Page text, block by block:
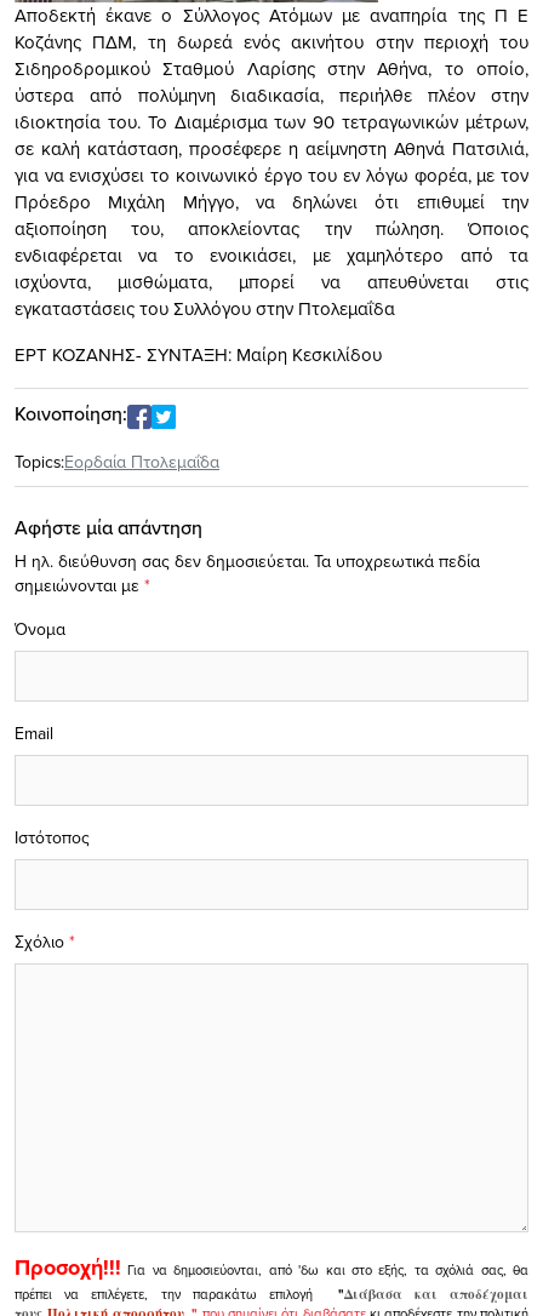
Αποδεκτή έκανε ο Σύλλογος Ατόμων με αναπηρία της Π Ε
Κοζάνης ΠΔΜ, τη δωρεά ενός ακινήτου στην περιοχή του
Σιδηροδρομικού Σταθμού Λαρίσης στην Αθήνα, το οποίο,
ύστερα από πολύμηνη διαδικασία, περιήλθε πλέον στην
ιδιοκτησία του. Το Διαμέρισμα των 90 τετραγωνικών μέτρων,
σε καλή κατάσταση, προσέφερε η αείμνηστη Αθηνά Πατσιλιά,
για να ενισχύσει το κοινωνικό έργο του εν λόγω φορέα, με τον
Πρόεδρο Μιχάλη Μήγγο, να δηλώνει ότι επιθυμεί την
αξιοποίηση του, αποκλείοντας την πώληση. Όποιος
ενδιαφέρεται να το ενοικιάσει, με χαμηλότερο από τα
ισχύοντα, μισθώματα, μπορεί να απευθύνεται στις
εγκαταστάσεις του Συλλόγου στην Πτολεμαΐδα
ΕΡΤ ΚΟΖΑΝΗΣ- ΣΥΝΤΑΞΗ: Μαίρη Κεσκιλίδου
Κοινοποίηση:
Topics:Εορδαία Πτολεμαΐδα
Αφήστε μία απάντηση
Η ηλ. διεύθυνση σας δεν δημοσιεύεται. Τα υποχρεωτικά πεδία
σημειώνονται με *
Σχόλιο *
Όνομα
Email
Ιστότοπος
Προσοχή!!! Για να δημοσιεύονται, από 'δω και στο εξής, τα σχόλιά σας, θα
πρέπει να επιλέγετε, την παρακάτω επιλογή
"Διάβασα και αποδέχομαι